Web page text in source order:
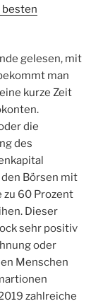
besten
gelesen, mit
man
kurze Zeit
die
des
Börsen mit
60 Prozent
Dieser
sehr positiv
oder
Menschen
zahlreiche